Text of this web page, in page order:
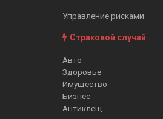
Управление рисками
Страховой случай
Авто
Здоровье
Имущество
Бизнес
Антиклещ